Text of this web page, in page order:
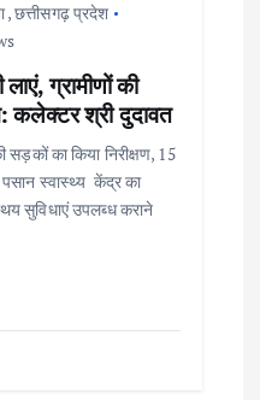
,छत्तीसगढ़ प्रदेश
ग्रामीणों की
कलेक्टर श्री दुदावत
का किया निरीक्षण, 15
पसान स्वास्थ्य केंद्र का
सुविधाएं उपलब्ध कराने